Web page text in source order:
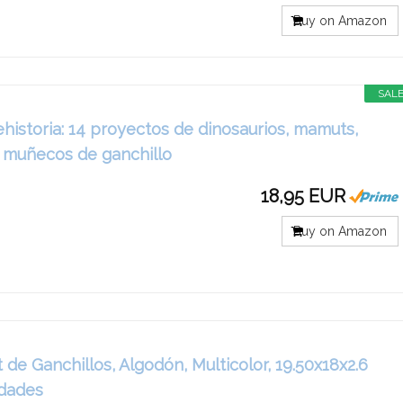
Buy on Amazon
SALE
14 proyectos de dinosaurios, mamuts,
de ganchillo
18,95 EUR
Buy on Amazon
Ganchillos, Algodón, Multicolor, 19.50x18x2.6